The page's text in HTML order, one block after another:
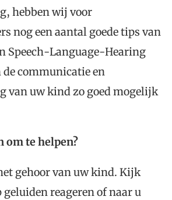
hebben wij voor
nog een aantal goede tips van
Speech-Language-Hearing
communicatie en
van uw kind zo goed mogelijk
om te helpen?
gehoor van uw kind. Kijk
geluiden reageren of naar u